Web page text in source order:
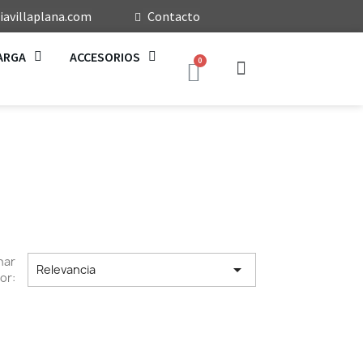
Contacto
ACCESORIOS
Relevancia 